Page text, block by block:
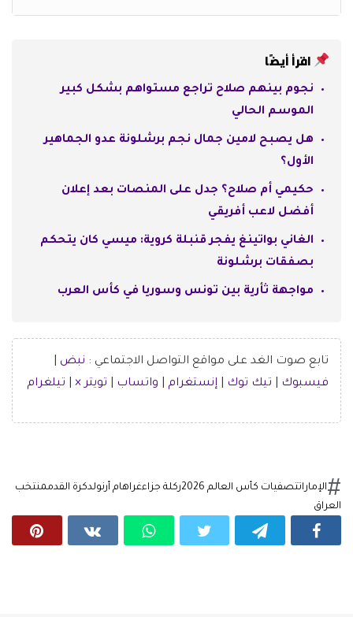
اقرأ أيضًا
نجوم بينهم صلاح تراجع مستواهم بشكل كبير
الموسم الحالي
هل يصبح لامين جمال نجم برشلونة عدو الجماهير
الأول؟
حكيمي أم صلاح؟ جدل على المنصات بعد إعلان
أفضل لاعب أفريقي
الغاني بواتينغ يفجر قنبلة كروية: ميسي كان يتحكم
بصفقات برشلونة
مواجهة ثأرية بين تونس وسوريا في كأس العرب
تابع صوت الغد على مواقع التواصل الاجتماعي : نبض
فيسبوك
تيك توك إنستغرام واتساب تويتر × تيلغرام
الإماراتتصفيات كأس العالم 2026 ركلة جزاءغراهام أرنولدكرة القدممنتخب
العراق